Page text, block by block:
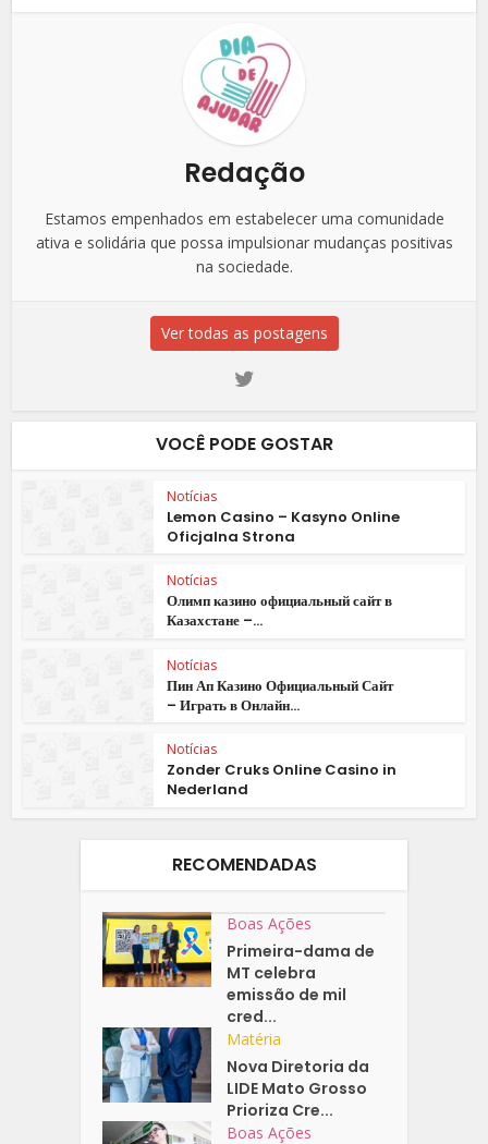
Redação
Estamos empenhados em estabelecer uma comunidade
ativa e solidária que possa impulsionar mudanças positivas
na sociedade.
Ver todas as postagens
VOCÊ PODE GOSTAR
Notícias
Lemon Casino – Kasyno Online
Oficjalna Strona
Notícias
Олимп казино официальный сайт в
Казахстане –...
Notícias
Пин Ап Казино Официальный Сайт
– Играть в Онлайн...
Notícias
Zonder Cruks Online Casino in
Nederland
RECOMENDADAS
Boas Ações
Primeira-dama de
MT celebra
emissão de mil
cred...
Matéria
Nova Diretoria da
LIDE Mato Grosso
Prioriza Cre...
Boas Ações